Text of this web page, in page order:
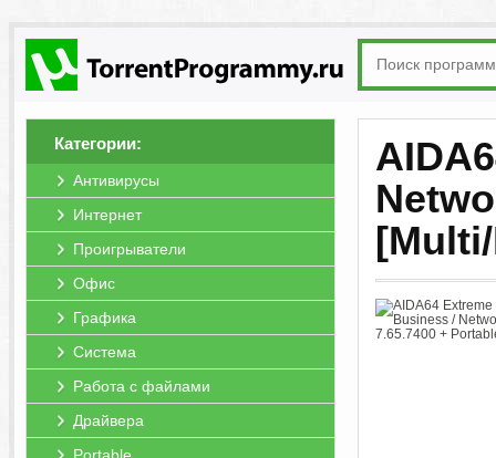
Категории:
Антивирусы
Интернет
Проигрыватели
Офис
Графика
Система
Работа с файлами
Драйвера